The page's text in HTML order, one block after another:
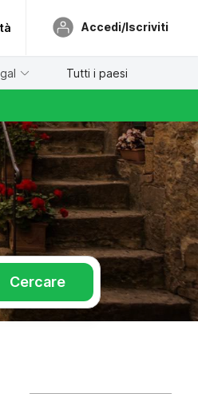
Accedi/Iscriviti
Tutti i paesi
Cercare